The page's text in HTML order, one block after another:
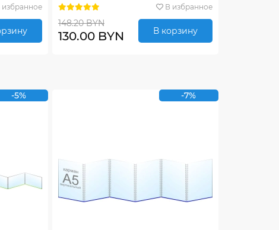
избранное
В избранное
148.20 BYN
130.00 BYN В корзину
-5% -7%